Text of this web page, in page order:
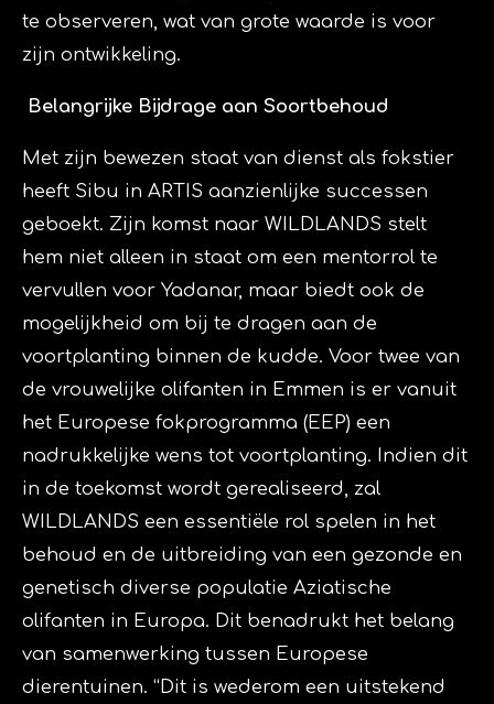
te observeren, wat van grote waarde is voor
zijn ontwikkeling.
Belangrijke Bijdrage aan Soortbehoud
Met zijn bewezen staat van dienst als fokstier
heeft Sibu in ARTIS aanzienlijke successen
geboekt. Zijn komst naar WILDLANDS stelt
hem niet alleen in staat om een mentorrol te
vervullen voor Yadanar, maar biedt ook de
mogelijkheid om bij te dragen aan de
voortplanting binnen de kudde. Voor twee van
de vrouwelijke olifanten in Emmen is er vanuit
het Europese fokprogramma (EEP) een
nadrukkelijke wens tot voortplanting. Indien dit
in de toekomst wordt gerealiseerd, zal
WILDLANDS een essentiële rol spelen in het
behoud en de uitbreiding van een gezonde en
genetisch diverse populatie Aziatische
olifanten in Europa. Dit benadrukt het belang
van samenwerking tussen Europese
dierentuinen. “Dit is wederom een uitstekend